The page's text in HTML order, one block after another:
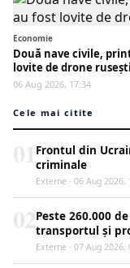
Economie
Două nave civile,
lovite de drone
06 Aug 2026, 17:34
Cele mai citite
Frontul din
criminale
Externe · 06 Aug 2026,
Peste 260.000
transportul și
Externe · 07 Aug 2026,